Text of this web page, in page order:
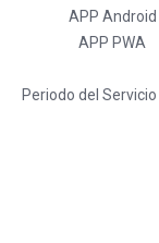
APP Android
APP PWA
Periodo del Servicio